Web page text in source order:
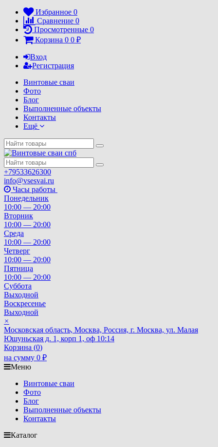
Избранное 0
Сравнение 0
Просмотренные 0
Корзина 0 0 ₽
Вход
Регистрация
Винтовые сваи
Фото
Блог
Выполненные объекты
Контакты
Ещё
+79533626300
info@vsesvai.ru
Часы работы
Понедельник
10:00 — 20:00
Вторник
10:00 — 20:00
Среда
10:00 — 20:00
Четверг
10:00 — 20:00
Пятница
10:00 — 20:00
Суббота
Выходной
Воскресенье
Выходной
×
Московская область, Москва, Россия, г. Москва, ул. Малая
Юшуньская д. 1, корп 1, оф 10:14
Корзина (0)
на сумму 0 ₽
Меню
Винтовые сваи
Фото
Блог
Выполненные объекты
Контакты
Каталог